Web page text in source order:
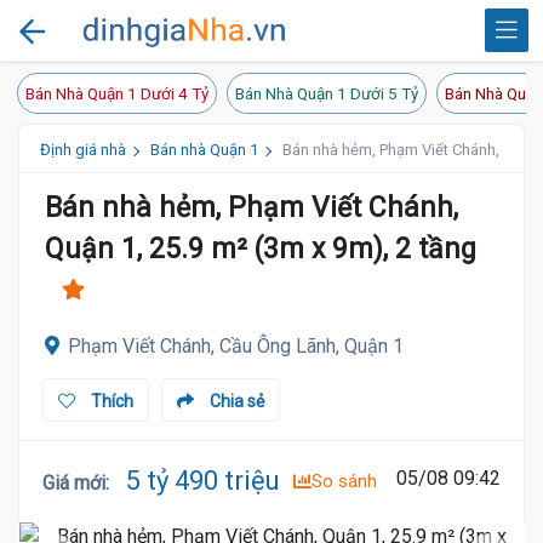
Bán Nhà Quận 1 Dưới 4 Tỷ Bán Nhà Quận 1 Dưới 5 Tỷ Bán Nhà
Định giá nhà Bán nhà Quận 1 Bán nhà hẻm, Phạm Viết Chánh,
Bán nhà hẻm, Phạm Viết Chánh,
Quận 1, 25.9 m² (3m x 9m), 2 tầng
Phạm Viết Chánh, Cầu Ông Lãnh, Quận 1
Chia sẻ
Thích
Giá mới: 5 tỷ 490 triệu So sánh 05/08 09:42